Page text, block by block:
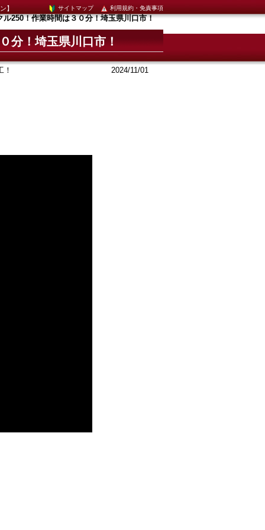
】 利用規約・免責事項
サイトマップ
250！作業時間は３０分！埼玉県川口市！
分！埼玉県川口市！
2024/11/01